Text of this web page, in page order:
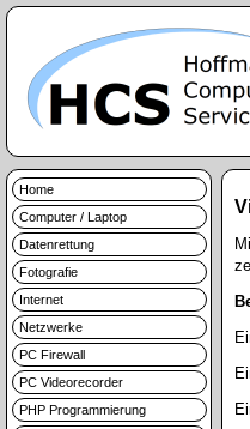
Home
Computer / Laptop
Datenrettung
Fotografie
Internet
Netzwerke
PC Firewall
PC Videorecorder
PHP Programmierung